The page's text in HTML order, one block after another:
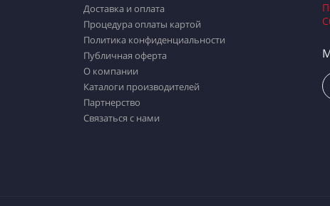
Доставка и оплата
Процедура оплаты картой
Политика конфиденциальности
Публичная оферта
О компании
Каталоги производителей
Партнерство
Связаться с нами